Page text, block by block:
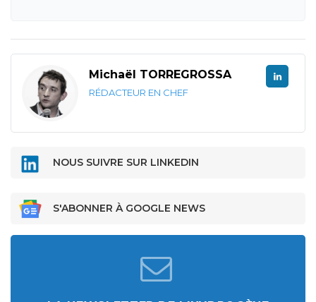
Michaël TORREGROSSA
RÉDACTEUR EN CHEF
NOUS SUIVRE SUR LINKEDIN
S'ABONNER À GOOGLE NEWS